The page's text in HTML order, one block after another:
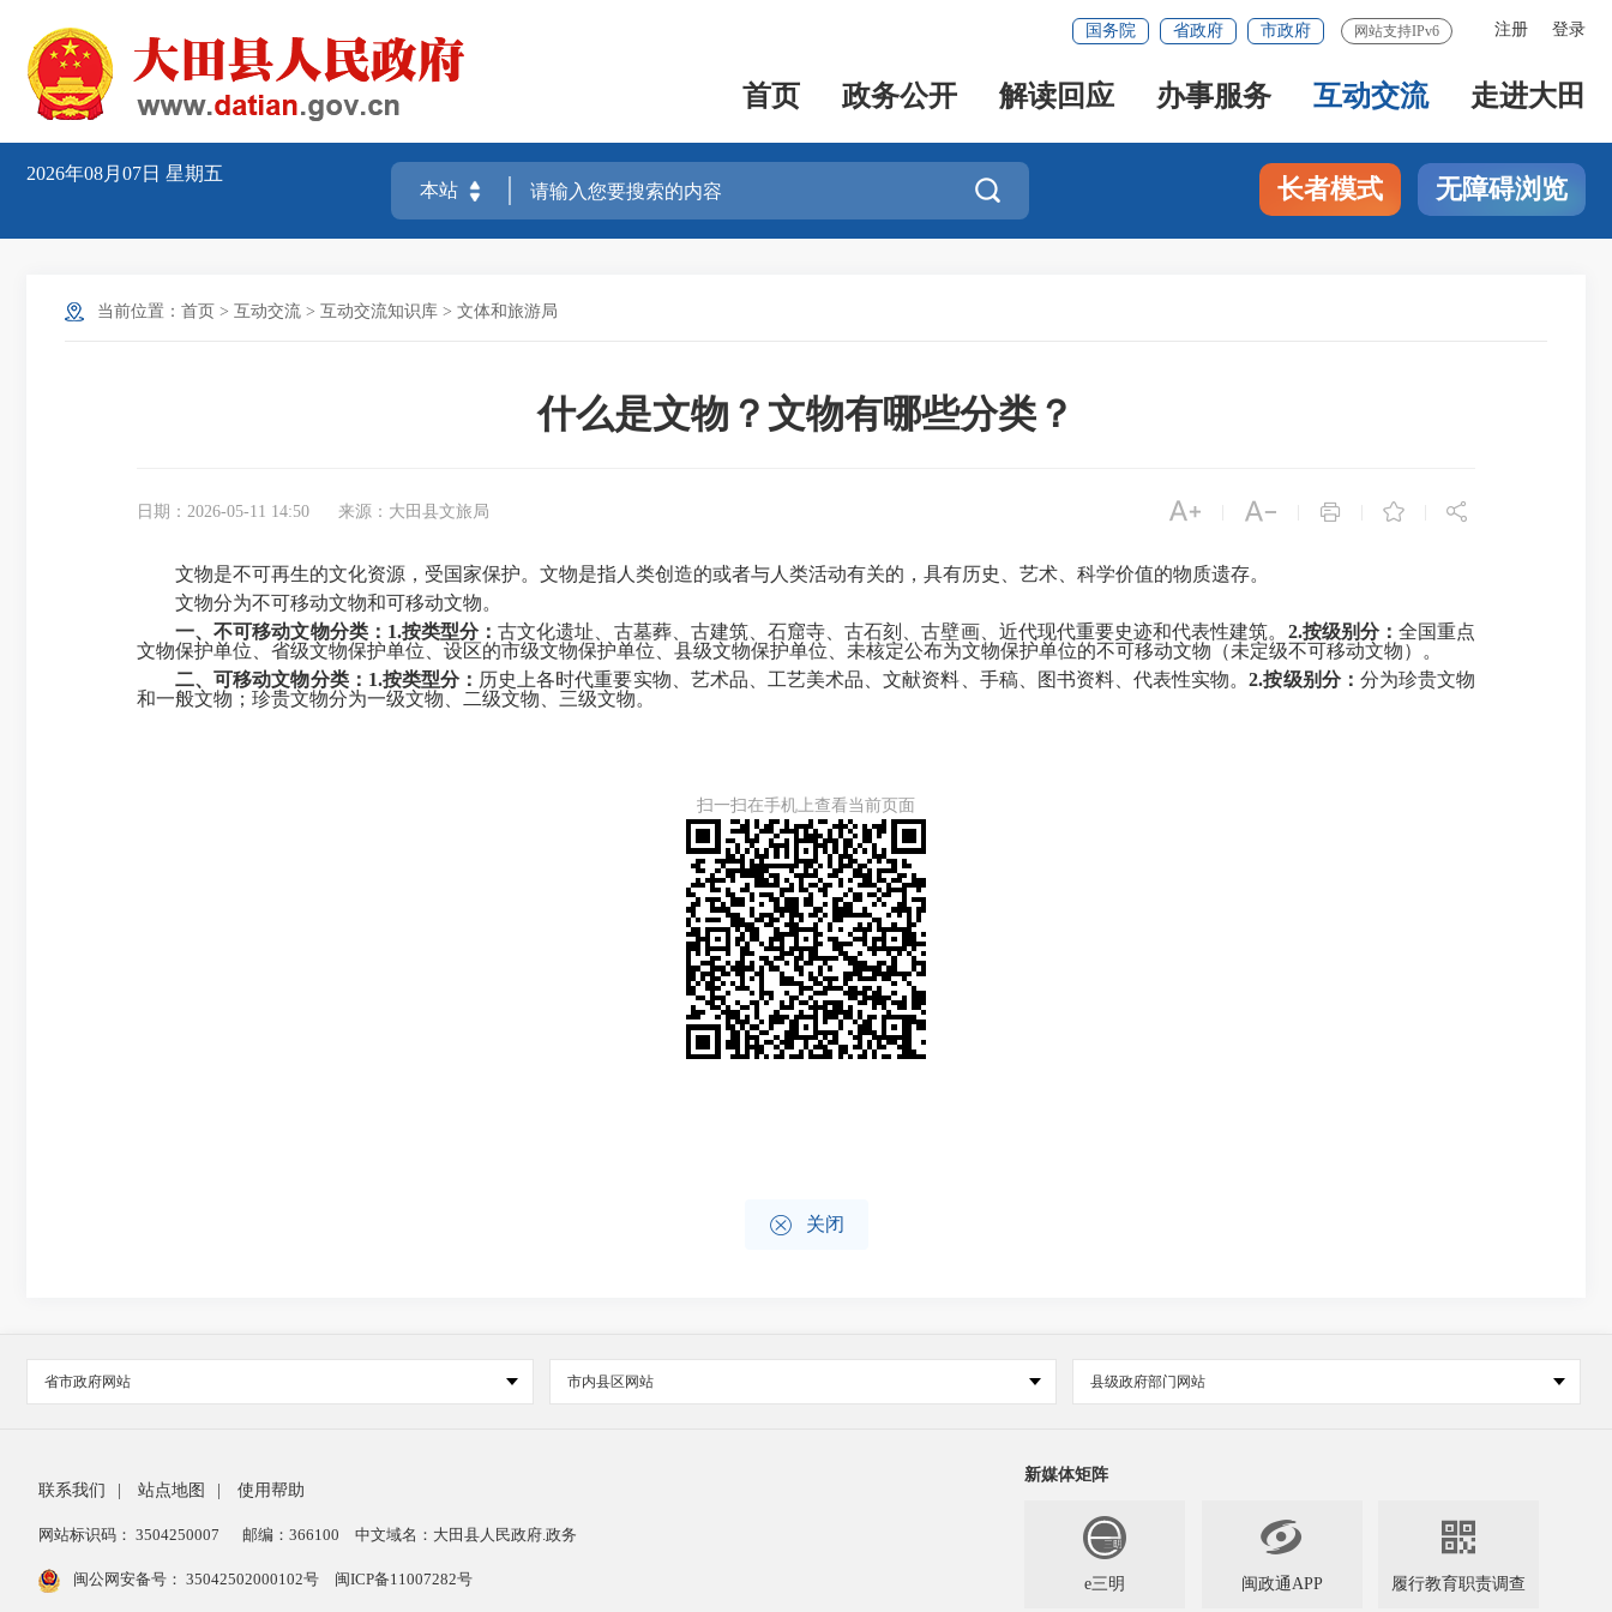
注册 登录
国务院 省政府 市政府 网站支持IPv6
首页 政务公开 解读回应 办事服务 互动交流 走进大田
2026年08月07日 星期五
 长者模式 无障碍浏览
当前位置： 首页 > 互动交流 > 互动交流知识库 > 文体和旅游局
什么是文物？文物有哪些分类？
日期：2026-05-11 14:50 来源：大田县文旅局     
文物是不可再生的文化资源，受国家保护。文物是指人类创造的或者与人类活动有关的，具有历史、艺术、科学价值的物质遗存。
文物分为不可移动文物和可移动文物。
一、不可移动文物分类：1.按类型分：古文化遗址、古墓葬、古建筑、石窟寺、古石刻、古壁画、近代现代重要史迹和代表性建筑。 2.按级别分： 全国重点
文物保护单位、省级文物保护单位、设区的市级文物保护单位、县级文物保护单位、未核定公布为文物保护单位的不可移动文物（未定级不可移动文物）。
二、可移动文物分类：1.按类型分： 历史上各时代重要实物、艺术品、工艺美术品、文献资料、手稿、图书资料、代表性实物。2.按级别分： 分为珍贵文物
和一般文物；珍贵文物分为一级文物、二级文物、三级文物。
扫一扫在手机上查看当前页面
 关闭
省市政府网站 市内县区网站 县级政府部门网站
联系我们 站点地图 使用帮助
网站标识码： 3504250007 邮编：366100 中文域名：大田县人民政府.政务
闽公网安备号： 35042502000102号 闽ICP备11007282号
新媒体矩阵
e三明

闽政通APP

履行教育职责调查